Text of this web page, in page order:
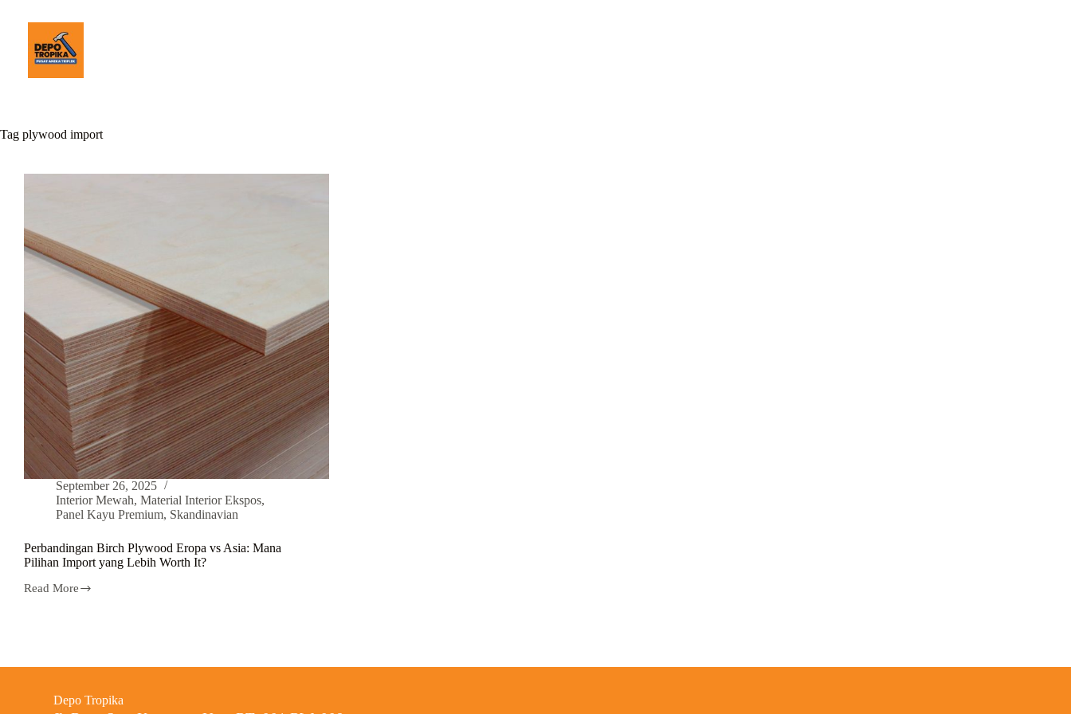
Tag plywood import
September 26, 2025
Interior Mewah, Material Interior Ekspos,
Panel Kayu Premium, Skandinavian
Perbandingan Birch Plywood Eropa vs Asia: Mana
Pilihan Import yang Lebih Worth It?
Read More
Depo Tropika